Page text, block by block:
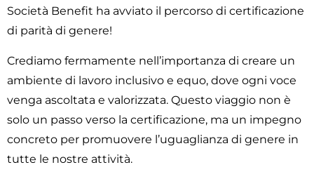
Società Benefit ha avviato il percorso di certificazione
di parità di genere!
Crediamo fermamente nell’importanza di creare un
ambiente di lavoro inclusivo e equo, dove ogni voce
venga ascoltata e valorizzata. Questo viaggio non è
solo un passo verso la certificazione, ma un impegno
concreto per promuovere l’uguaglianza di genere in
tutte le nostre attività.